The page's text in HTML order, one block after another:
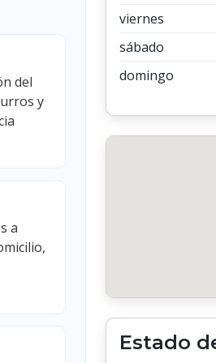
del
y
a
viernes
sábado
domingo
Estado